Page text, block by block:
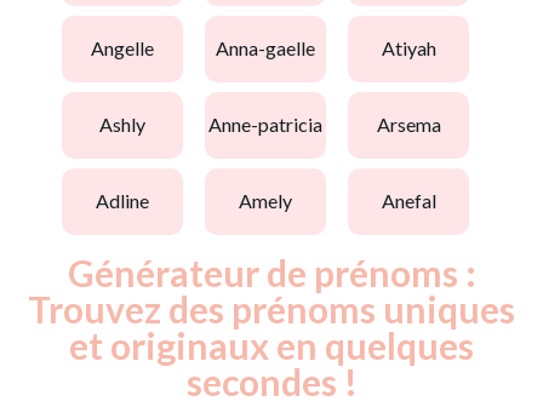
angelle anna-gaelle atiyah
ashly anne-patricia arsema
adline amely anefal
Générateur de prénoms :
Trouvez des prénoms uniques
et originaux en quelques
secondes !